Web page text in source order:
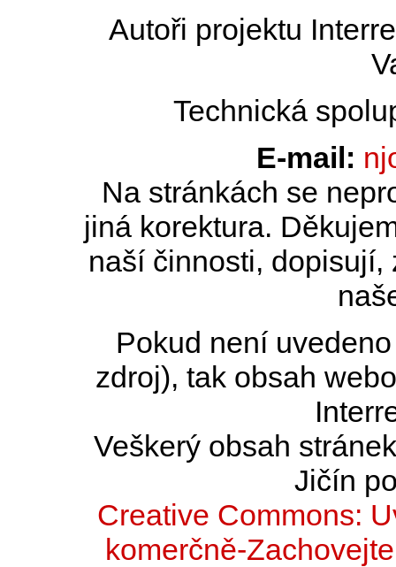
Autoři projektu
Technická
E-mail:
Na stránkách se
jiná korektura.
naší činnosti,
Pokud není
zdroj), tak obsah
Veškerý obsah
Jičín
Creative Commons:
komerčně-